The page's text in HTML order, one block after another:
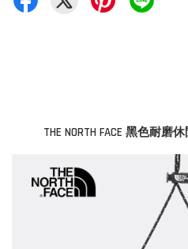
THE NORTH FACE 黑色耐磨